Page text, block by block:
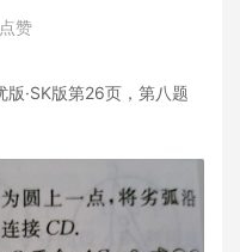
赞
·SK版第26页，第八题